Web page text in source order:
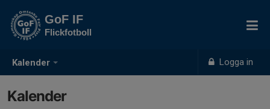
Kalender Logga in
GoF IF
Flickfotboll
Kalender